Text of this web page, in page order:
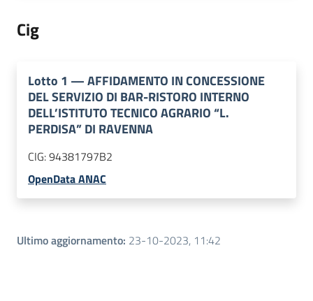
Cig
Lotto 1 —AFFIDAMENTO IN CONCESSIONE
DEL SERVIZIO DI BAR-RISTORO INTERNO
DELL’ISTITUTO TECNICO AGRARIO “L.
PERDISA” DI RAVENNA
CIG:94381797B2
OpenData ANAC
Ultimo aggiornamento: 23-10-2023, 11:42